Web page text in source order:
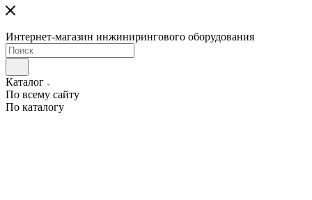
Интернет-магазин инжинирингового оборудования
Каталог
По всему сайту
По каталогу